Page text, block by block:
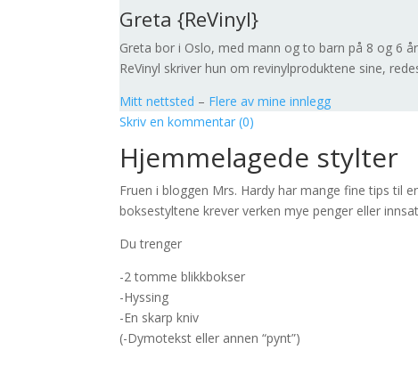
Greta {ReVinyl}
Greta bor i Oslo, med mann og to barn på 8 og 6
ReVinyl skriver hun om revinylproduktene sine,
Mitt nettsted – Flere av mine innlegg
Skriv en kommentar (0)
Hjemmelagede stylter
Fruen i bloggen Mrs. Hardy har mange fine tips til
boksestyltene krever verken mye penger eller
Du trenger
-2 tomme blikkbokser
-Hyssing
-En skarp kniv
(-Dymotekst eller annen “pynt”)